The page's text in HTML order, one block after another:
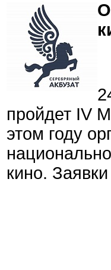
пройдет IV
этом году
кино.